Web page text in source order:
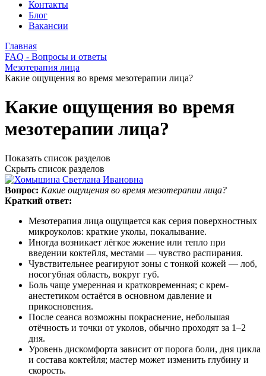
Контакты
Блог
Вакансии
Главная
FAQ - Вопросы и ответы
Мезотерапия лица
Какие ощущения во время мезотерапии лица?
Какие ощущения во время
мезотерапии лица?
Показать список разделов
Скрыть список разделов
Вопрос: Какие ощущения во время мезотерапии лица?
Краткий ответ:
Мезотерапия лица ощущается как серия поверхностных
микроуколов: краткие уколы, покалывание.
Иногда возникает лёгкое жжение или тепло при
введении коктейля, местами — чувство распирания.
Чувствительнее реагируют зоны с тонкой кожей — лоб,
носогубная область, вокруг губ.
Боль чаще умеренная и кратковременная; с крем-
анестетиком остаётся в основном давление и
прикосновения.
После сеанса возможны покраснение, небольшая
отёчность и точки от уколов, обычно проходят за 1–2
дня.
Уровень дискомфорта зависит от порога боли, дня цикла
и состава коктейля; мастер может изменить глубину и
скорость.